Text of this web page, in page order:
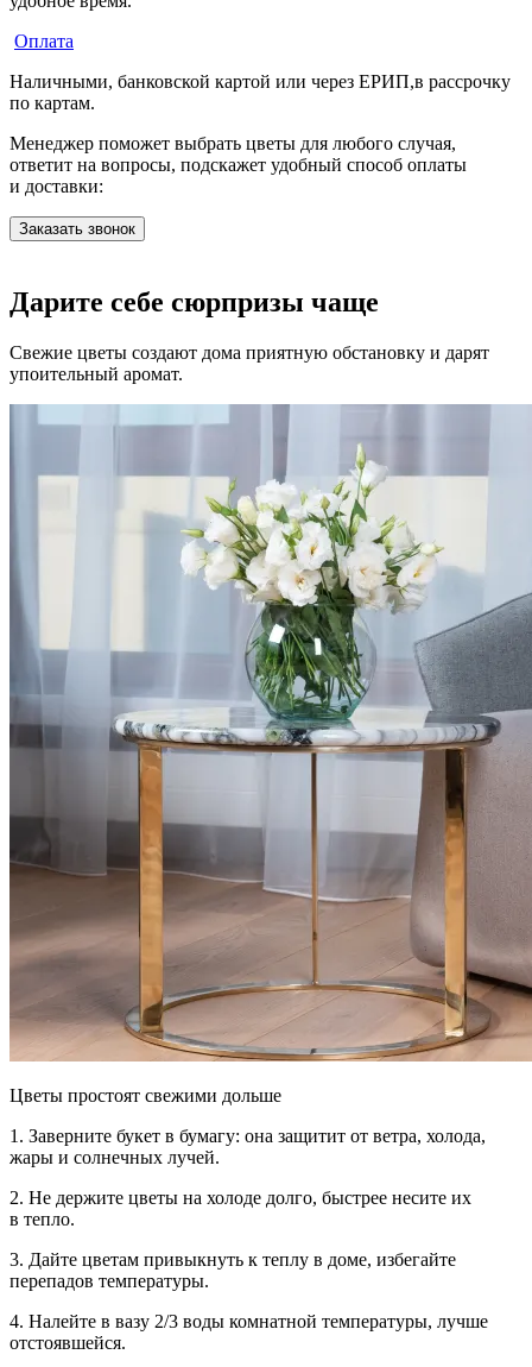
Оплата
Наличными, банковской картой или через ЕРИП,в рассрочку
по картам.
Менеджер поможет выбрать цветы для любого случая,
ответит на вопросы, подскажет удобный способ оплаты
и доставки:
Заказать звонок
Дарите себе сюрпризы чаще
Свежие цветы создают дома приятную обстановку и дарят
упоительный аромат.
Цветы простоят свежими дольше
1. Заверните букет в бумагу: она защитит от ветра, холода,
жары и солнечных лучей.
2. Не держите цветы на холоде долго, быстрее несите их
в тепло.
3. Дайте цветам привыкнуть к теплу в доме, избегайте
перепадов температуры.
4. Налейте в вазу 2/3 воды комнатной температуры, лучше
отстоявшейся.